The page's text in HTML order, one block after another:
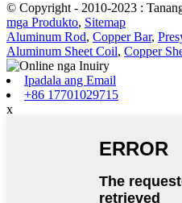
© Copyright - 2010-2023 :
mga Produkto, Sitemap
Aluminum Rod, Copper Bar,
Aluminum Sheet Coil, Copper
Ipadala ang Email
+86 17701029715
x